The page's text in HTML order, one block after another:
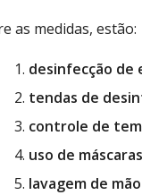
as medidas, estão:
desinfecção de
tendas de
controle de
uso de máscaras
lavagem de